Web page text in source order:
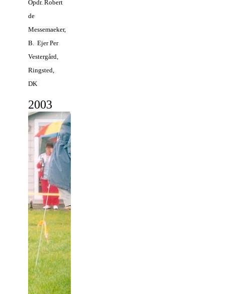
Opdr. Robert
de
Messemaeker,
B. Ejer Per
Vestergård,
Ringsted,
DK
2003